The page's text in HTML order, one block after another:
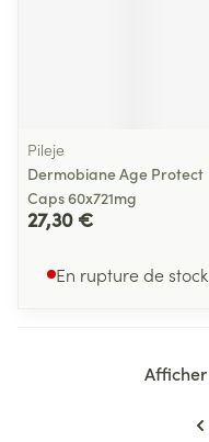
Pileje
Dermobiane Age Protect
Caps 60x721mg
27,30 €
En rupture de stock
Afficher